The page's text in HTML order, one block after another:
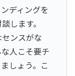
ディングを
します。
ンスがな
人こそ要チ
しょう。こ